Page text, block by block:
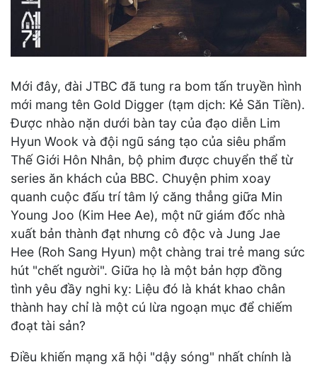
Mới đây, đài JTBC đã tung ra bom tấn truyền hình
mới mang tên Gold Digger (tạm dịch: Kẻ Săn Tiền).
Được nhào nặn dưới bàn tay của đạo diễn Lim
Hyun Wook và đội ngũ sáng tạo của siêu phẩm
Thế Giới Hôn Nhân, bộ phim được chuyển thể từ
series ăn khách của BBC. Chuyện phim xoay
quanh cuộc đấu trí tâm lý căng thẳng giữa Min
Young Joo (Kim Hee Ae), một nữ giám đốc nhà
xuất bản thành đạt nhưng cô độc và Jung Jae
Hee (Roh Sang Hyun) một chàng trai trẻ mang sức
hút "chết người". Giữa họ là một bản hợp đồng
tình yêu đầy nghi kỵ: Liệu đó là khát khao chân
thành hay chỉ là một cú lừa ngoạn mục để chiếm
đoạt tài sản?
Điều khiến mạng xã hội "dậy sóng" nhất chính là